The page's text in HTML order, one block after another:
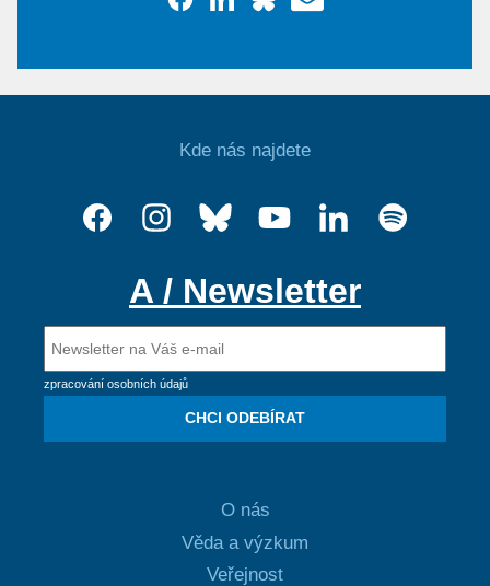
Kde nás najdete
A / Newsletter
zpracování osobních údajů
CHCI ODEBÍRAT
O nás
Věda a výzkum
Veřejnost